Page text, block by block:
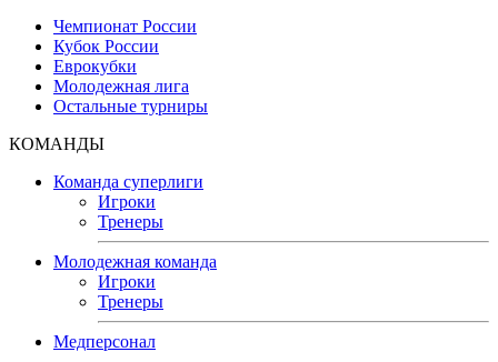
Чемпионат России
Кубок России
Еврокубки
Молодежная лига
Остальные турниры
КОМАНДЫ
Команда суперлиги
Игроки
Тренеры
Молодежная команда
Игроки
Тренеры
Медперсонал